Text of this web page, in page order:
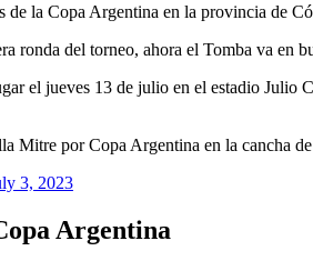
la Copa Argentina en la provincia de
ronda del torneo, ahora el Tomba va en
el jueves 13 de julio en el estadio
Mitre por Copa Argentina en la cancha
3, 2023
Argentina